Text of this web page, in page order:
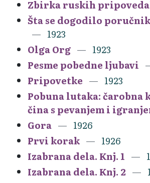
Zbirka ruskih
Šta se dogodilo
1923
Olga Org
1923
Pesme pobedne ljubavi
Pripovetke
1923
Pobuna lutaka: čarobna
čina s pevanjem i
Gora
1926
Prvi korak
1926
Izabrana dela. Knj. 1
Izabrana dela. Knj. 2